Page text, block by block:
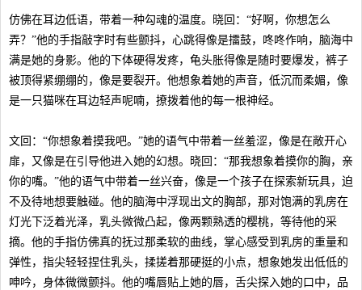
仿佛在耳边低语，带着一种勾魂的温度。晓回：“好啊，你想怎么
弄？”他的手指敲字时有些颤抖，心跳得像是擂鼓，咚咚作响，脑海中
满是她的身影。他的下体硬得发疼，龟头胀得像是随时要爆发，裤子
被顶得紧绷绷的，像是要裂开。他想象着她的声音，低沉而柔媚，像
是一只猫咪在耳边轻声呢喃，撩拨着他的每一根神经。
文回：“你想象着摸我吧。”她的语气中带着一丝羞涩，像是在敞开心
扉，又像是在引导他进入她的幻想。晓回：“那我想象着摸你的胸，亲
你的嘴。”他的语气中带着一丝兴奋，像是一个孩子在探索新玩具，迫
不及待地想要触碰。他的脑海中浮现出文的胸部，那对饱满的乳房在
灯光下泛着光泽，乳头微微凸起，像两颗熟透的樱桃，等待他的采
摘。他的手指仿佛真的抚过那柔软的曲线，掌心感受到乳房的重量和
弹性，指尖轻轻捏住乳头，揉搓着那硬挺的小点，想象她发出低低的
呻吟，身体微微颤抖。他的嘴唇贴上她的唇，舌尖探入她的口中，品